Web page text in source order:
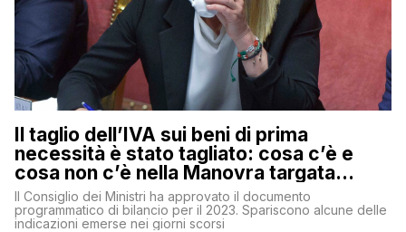
Il taglio dell’IVA sui beni di prima
necessità è stato tagliato: cosa c’è e
cosa non c’è nella Manovra targata
Meloni
Il Consiglio dei Ministri ha approvato il documento
programmatico di bilancio per il 2023. Spariscono alcune delle
indicazioni emerse nei giorni scorsi